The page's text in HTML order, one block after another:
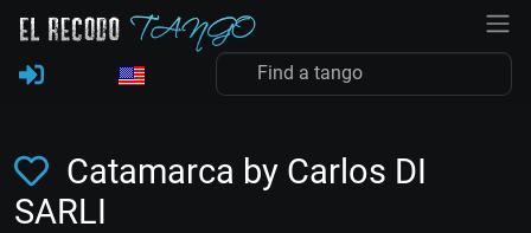
Catamarca by Carlos DI
SARLI